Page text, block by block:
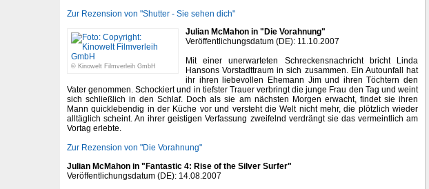
Zur Rezension von "Shutter - Sie sehen dich"
© Kinowelt Filmverleih GmbH
Julian McMahon in "Die Vorahnung"
Veröffentlichungsdatum (DE): 11.10.2007
Mit einer unerwarteten Schreckensnachricht bricht Linda
Hansons Vorstadttraum in sich zusammen. Ein Autounfall hat
ihr ihren liebevollen Ehemann Jim und ihren Töchtern den
Vater genommen. Schockiert und in tiefster Trauer verbringt die junge Frau den Tag und weint
sich schließlich in den Schlaf. Doch als sie am nächsten Morgen erwacht, findet sie ihren
Mann quicklebendig in der Küche vor und versteht die Welt nicht mehr, die plötzlich wieder
alltäglich scheint. An ihrer geistigen Verfassung zweifelnd verdrängt sie das vermeintlich am
Vortag erlebte.
Zur Rezension von "Die Vorahnung"
Julian McMahon in "Fantastic 4: Rise of the Silver Surfer"
Veröffentlichungsdatum (DE): 14.08.2007